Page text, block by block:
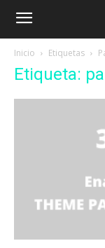
Inicio Etiquetas
Etiqueta: